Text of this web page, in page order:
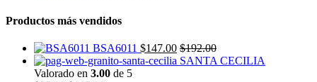
Productos más vendidos
BSA6011 $147.00 $192.00
SANTA CECILIA
Valorado en 3.00 de 5